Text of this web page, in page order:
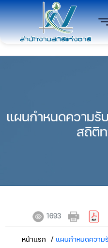
แผนกำหนดความ
สถิติ
1693
หน้าแรก / แผนกำหนดควา